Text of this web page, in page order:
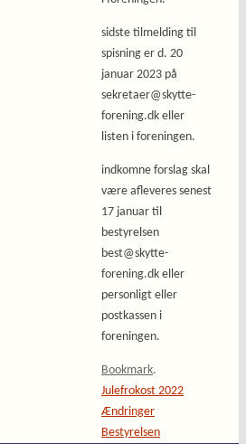
sidste tilmelding til
spisning er d. 20
januar 2023 på
sekretaer@skytte-
forening.dk eller
listen i foreningen.
indkomne forslag skal
være afleveres senest
17 januar til
bestyrelsen
best@skytte-
forening.dk eller
personligt eller
postkassen i
foreningen.
Bookmark.
Julefrokost 2022
Ændringer
Bestyrelsen